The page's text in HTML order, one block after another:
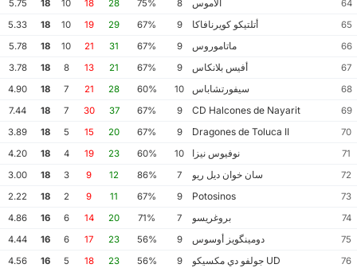
64
ألاموس 8
75%
28
18
10
18
5.75
65
أتلتيكو كويرنافاكا 9
67%
29
19
10
18
5.33
66
ماتاموروس 9
67%
31
21
10
18
5.78
67
أفيس بلانكاس 9
67%
21
13
8
18
3.78
68
سيفورتشاباس 10
60%
28
21
7
18
4.90
69
9
67%
37
30
7
18
7.44
70
9
67%
20
15
5
18
3.89
71
نوفيوس نيزا 10
60%
23
19
4
18
4.20
72
سان خوان ديل ريو 7
86%
12
9
3
18
3.00
73
9
67%
11
9
2
18
2.22
74
بروغريسو 7
71%
20
14
6
16
4.86
75
دومينگويز أوسوس 9
56%
23
17
6
16
4.44
76
9
56%
23
18
5
16
4.56